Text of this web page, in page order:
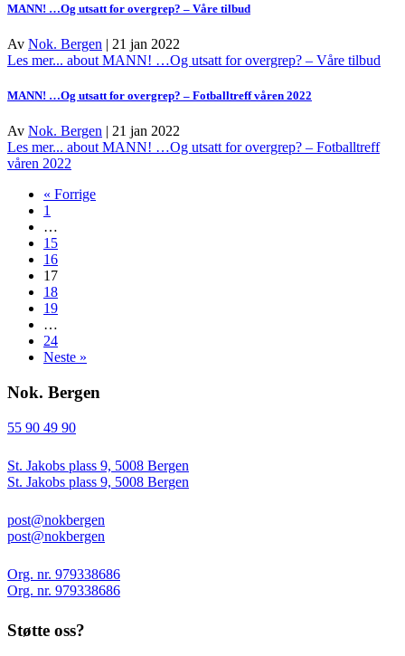
MANN! …Og utsatt for overgrep? – Våre tilbud
Av Nok. Bergen | 21 jan 2022
Les mer... about MANN! …Og utsatt for overgrep? – Våre tilbud
MANN! …Og utsatt for overgrep? – Fotballtreff våren 2022
Av Nok. Bergen | 21 jan 2022
Les mer... about MANN! …Og utsatt for overgrep? – Fotballtreff
våren 2022
« Forrige
1
…
15
16
17
18
19
…
24
Neste »
Nok. Bergen
55 90 49 90
St. Jakobs plass 9, 5008 Bergen
St. Jakobs plass 9, 5008 Bergen
post@nokbergen
post@nokbergen
Org. nr. 979338686
Org. nr. 979338686
Støtte oss?